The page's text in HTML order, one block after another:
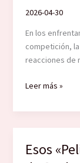
Madera
en
Escenarios
y
de
2026-04-30
En los
competición,
reacciones de
Por
los
No
Leer más »
Esos